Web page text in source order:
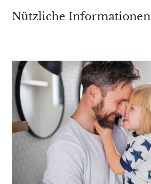
Nützliche Informationen